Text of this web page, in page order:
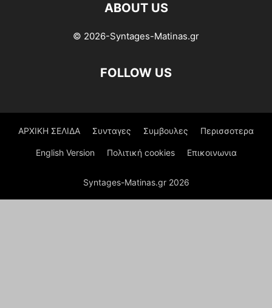
ABOUT US
© 2026-Syntages-Matinas.gr
FOLLOW US
ΑΡΧΙΚΗ ΣΕΛΙΔΑ Συνταγες Συμβουλες Περισσοτερα
English Version Πολιτική cookies Επικοινωνια
Syntages-Matinas.gr 2026